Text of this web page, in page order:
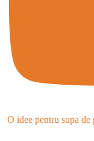
O idee pentru supa